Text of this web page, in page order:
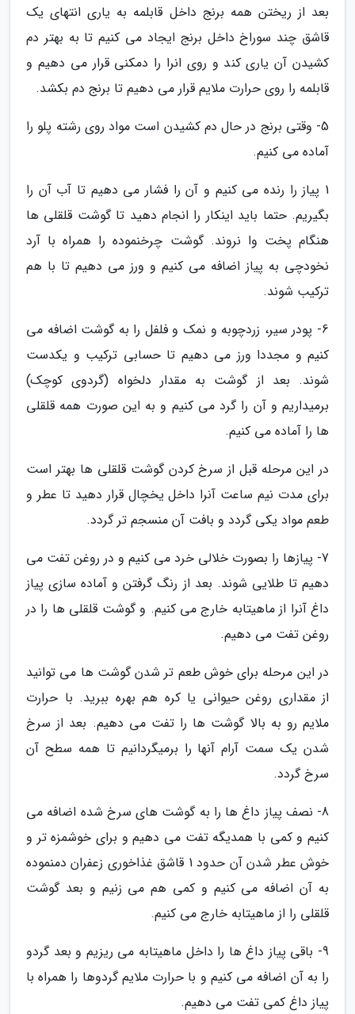
بعد از ریختن همه برنج داخل قابلمه به یاری انتهای یک
قاشق چند سوراخ داخل برنج ایجاد می کنیم تا به بهتر دم
کشیدن آن یاری کند و روی انرا را دمکنی قرار می دهیم و
قابلمه را روی حرارت ملایم قرار می دهیم تا برنج دم بکشد.
5- وقتی برنج در حال دم کشیدن است مواد روی رشته پلو را
آماده می کنیم.
1 پیاز را رنده می کنیم و آن را فشار می دهیم تا آب آن را
بگیریم. حتما باید اینکار را انجام دهید تا گوشت قلقلی ها
هنگام پخت وا نروند. گوشت چرخنموده را همراه با آرد
نخودچی به پیاز اضافه می کنیم و ورز می دهیم تا با هم
ترکیب شوند.
6- پودر سیر، زردچوبه و نمک و فلفل را به گوشت اضافه می
کنیم و مجددا ورز می دهیم تا حسابی ترکیب و یکدست
شوند. بعد از گوشت به مقدار دلخواه (گردوی کوچک)
برمیداریم و آن را گرد می کنیم و به این صورت همه قلقلی
ها را آماده می کنیم.
در این مرحله قبل از سرخ کردن گوشت قلقلی ها بهتر است
برای مدت نیم ساعت آنرا داخل یخچال قرار دهید تا عطر و
طعم مواد یکی گردد و بافت آن منسجم تر گردد.
7- پیازها را بصورت خلالی خرد می کنیم و در روغن تفت می
دهیم تا طلایی شوند. بعد از رنگ گرفتن و آماده سازی پیاز
داغ آنرا از ماهیتابه خارج می کنیم. و گوشت قلقلی ها را در
روغن تفت می دهیم.
در این مرحله برای خوش طعم تر شدن گوشت ها می توانید
از مقداری روغن حیوانی یا کره هم بهره ببرید. با حرارت
ملایم رو به بالا گوشت ها را تفت می دهیم. بعد از سرخ
شدن یک سمت آرام آنها را برمیگردانیم تا همه سطح آن
سرخ گردد.
8- نصف پیاز داغ ها را به گوشت های سرخ شده اضافه می
کنیم و کمی با همدیگه تفت می دهیم و برای خوشمزه تر و
خوش عطر شدن آن حدود 1 قاشق غذاخوری زعفران دمنموده
به آن اضافه می کنیم و کمی هم می زنیم و بعد گوشت
قلقلی را از ماهیتابه خارج می کنیم.
9- باقی پیاز داغ ها را داخل ماهیتابه می ریزیم و بعد گردو
را به آن اضافه می کنیم و با حرارت ملایم گردوها را همراه با
پیاز داغ کمی تفت می دهیم.